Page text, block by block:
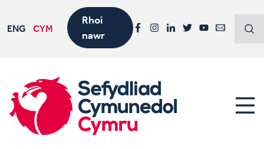
ENG CYM
Rhoi
nawr